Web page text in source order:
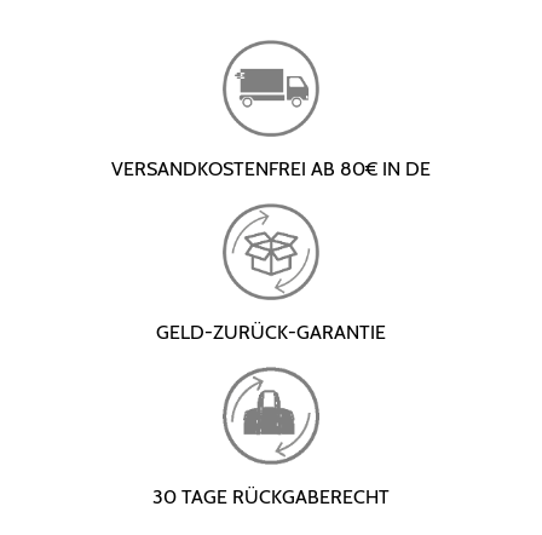
VERSANDKOSTENFREI AB 80€ IN DE
GELD-ZURÜCK-GARANTIE
30 TAGE RÜCKGABERECHT